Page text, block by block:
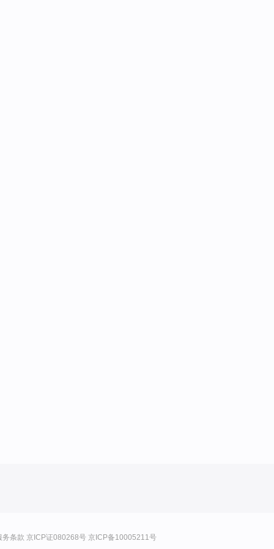
务条款 京ICP证080268号 京ICP备10005211号